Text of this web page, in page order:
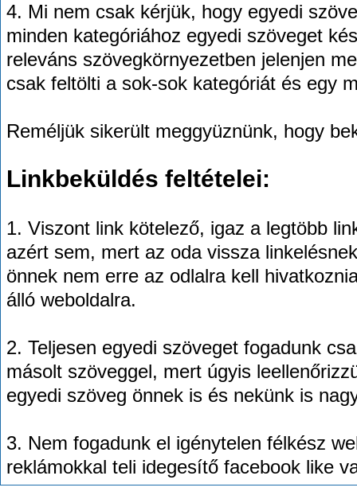
4. Mi nem csak kérjük, hogy egyedi
minden kategóriához egyedi szöveget
releváns szövegkörnyezetben jelenjen
csak feltölti a sok-sok kategóriát és egy
Reméljük sikerült meggyüznünk, hogy
Linkbeküldés feltételei:
1. Viszont link kötelező, igaz a legtöbb
azért sem, mert az oda vissza
önnek nem erre az odlalra kell
álló weboldalra.
2. Teljesen egyedi szöveget fogadunk
másolt szöveggel, mert úgyis
egyedi szöveg önnek is és nekünk is
3. Nem fogadunk el igénytelen félkész
reklámokkal teli idegesítő facebook like